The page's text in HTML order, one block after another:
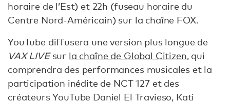
horaire de l’Est) et 22h (fuseau horaire du
Centre Nord-Américain) sur la chaîne FOX.
YouTube diffusera une version plus longue de
VAX LIVEsur la chaîne de Global Citizen, qui
comprendra des performances musicales et la
participation inédite de NCT 127 et des
créateurs YouTube Daniel El Travieso, Kati